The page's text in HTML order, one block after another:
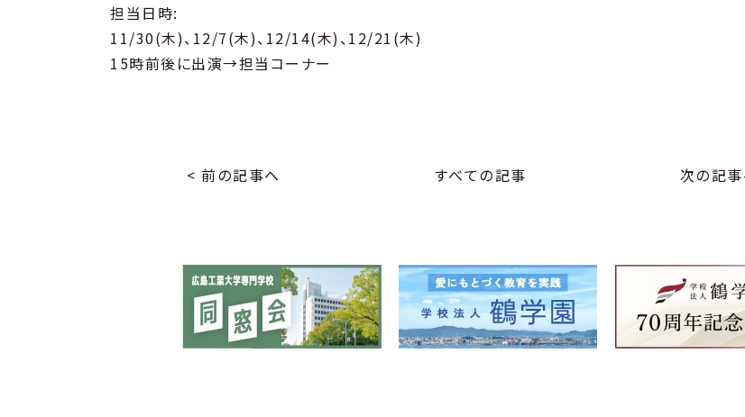
担当日時:
11/30(木)、12/7(木)、12/14(木)、12/21(木)
15時前後に出演→担当コーナー
< 前の記事へ すべての記事 次の記